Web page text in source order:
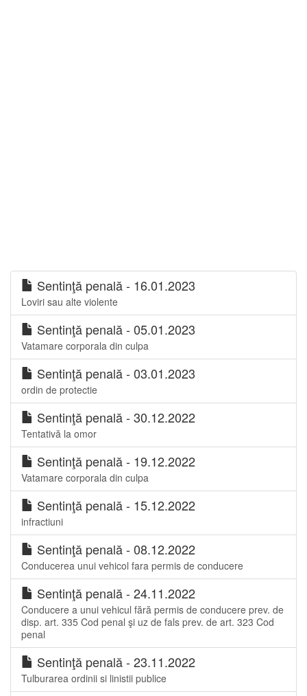
Sentinţă penală - 16.01.2023
Loviri sau alte violente
Sentinţă penală - 05.01.2023
Vatamare corporala din culpa
Sentinţă penală - 03.01.2023
ordin de protectie
Sentinţă penală - 30.12.2022
Tentativă la omor
Sentinţă penală - 19.12.2022
Vatamare corporala din culpa
Sentinţă penală - 15.12.2022
infractiuni
Sentinţă penală - 08.12.2022
Conducerea unui vehicol fara permis de conducere
Sentinţă penală - 24.11.2022
Conducere a unui vehicul fără permis de conducere prev. de
disp. art. 335 Cod penal şi uz de fals prev. de art. 323 Cod
penal
Sentinţă penală - 23.11.2022
Tulburarea ordinii si linistii publice